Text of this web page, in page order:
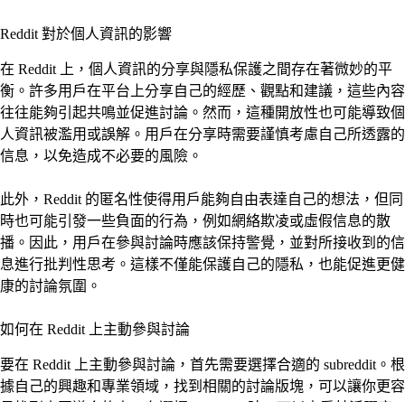
Reddit 對於個人資訊的影響
在 Reddit 上，個人資訊的分享與隱私保護之間存在著微妙的平
衡。許多用戶在平台上分享自己的經歷、觀點和建議，這些內容
往往能夠引起共鳴並促進討論。然而，這種開放性也可能導致個
人資訊被濫用或誤解。用戶在分享時需要謹慎考慮自己所透露的
信息，以免造成不必要的風險。
此外，Reddit 的匿名性使得用戶能夠自由表達自己的想法，但同
時也可能引發一些負面的行為，例如網絡欺凌或虛假信息的散
播。因此，用戶在參與討論時應該保持警覺，並對所接收到的信
息進行批判性思考。這樣不僅能保護自己的隱私，也能促進更健
康的討論氛圍。
如何在 Reddit 上主動參與討論
要在 Reddit 上主動參與討論，首先需要選擇合適的 subreddit。根
據自己的興趣和專業領域，找到相關的討論版塊，可以讓你更容